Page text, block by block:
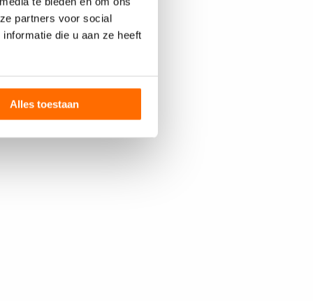
partners voor social
die u aan ze heeft
Alles toestaan